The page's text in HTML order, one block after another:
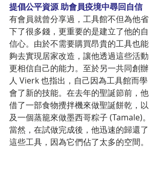
提倡公平資源 助會員疫境中尋回自信
有會員就曾分享過，工具館不但為他省
下了很多錢，更重要的是建立了他的自
信心。由於不需要購買昂貴的工具也能
夠去實現居家改造，讓他透過這些活動
更相信自己的能力。至於另一共同創辦
人 Vierk 也指出，自己因為工具館而學
會了新的技能。在去年的聖誕節前，他
借了一部食物攪拌機來做聖誕餅乾，以
及一個蒸籠來做墨西哥粽子 (Tamale)。
當然，在試做完成後，他迅速的歸還了
這些工具，因為它們佔了太多的空間。